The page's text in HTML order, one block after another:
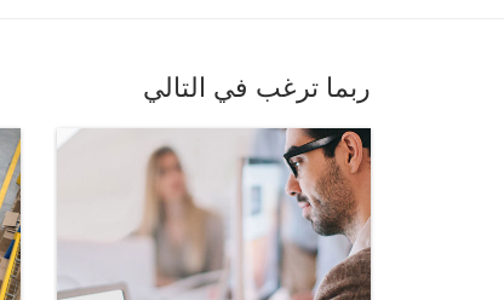
ربما ترغب في التالي